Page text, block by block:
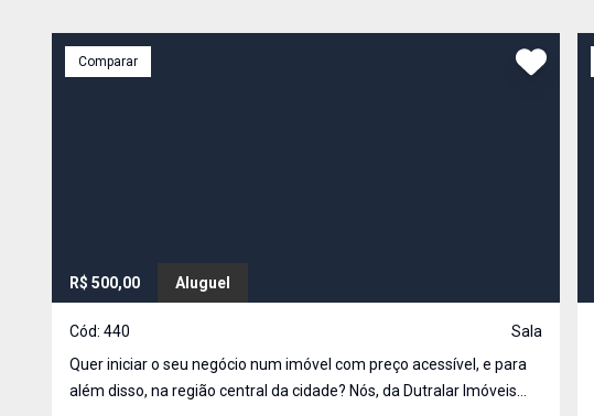
Comparar
R$ 500,00 Aluguel
Cód: 440
Sala
Quer iniciar o seu negócio num imóvel com preço acessível, e para
além disso, na região central da cidade? Nós, da Dutralar Imóveis